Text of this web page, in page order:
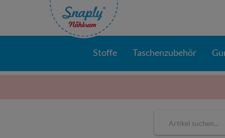
Stoffe Taschenzubehör